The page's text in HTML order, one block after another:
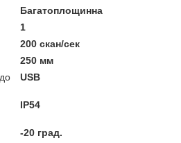
Багатоплощинна
1
200 скан/сек
250 мм
USB
IP54
-20 град.